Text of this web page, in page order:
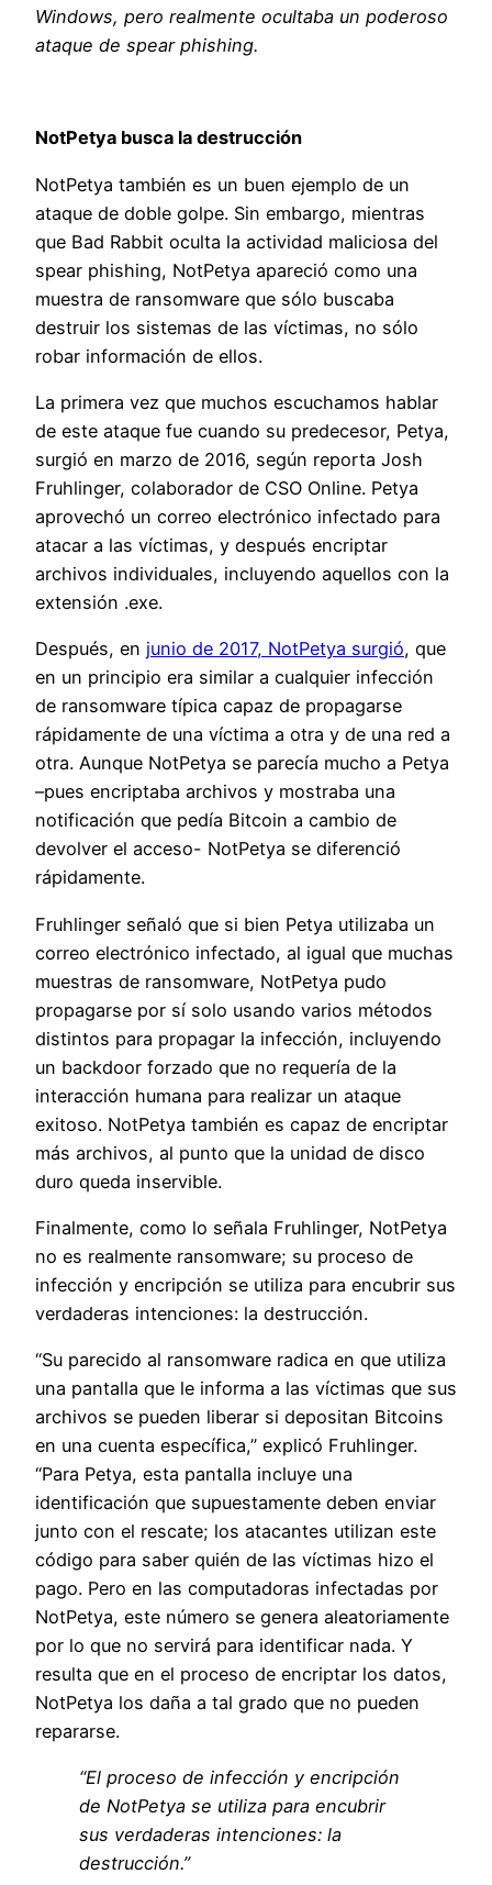
Windows, pero realmente ocultaba un poderoso
ataque de spear phishing.
NotPetya busca la destrucción
NotPetya también es un buen ejemplo de un
ataque de doble golpe. Sin embargo, mientras
que Bad Rabbit oculta la actividad maliciosa del
spear phishing, NotPetya apareció como una
muestra de ransomware que sólo buscaba
destruir los sistemas de las víctimas, no sólo
robar información de ellos.
La primera vez que muchos escuchamos hablar
de este ataque fue cuando su predecesor, Petya,
surgió en marzo de 2016, según reporta Josh
Fruhlinger, colaborador de CSO Online. Petya
aprovechó un correo electrónico infectado para
atacar a las víctimas, y después encriptar
archivos individuales, incluyendo aquellos con la
extensión .exe.
Después, en junio de 2017, NotPetya surgió, que
en un principio era similar a cualquier infección
de ransomware típica capaz de propagarse
rápidamente de una víctima a otra y de una red a
otra. Aunque NotPetya se parecía mucho a Petya
–pues encriptaba archivos y mostraba una
notificación que pedía Bitcoin a cambio de
devolver el acceso- NotPetya se diferenció
rápidamente.
Fruhlinger señaló que si bien Petya utilizaba un
correo electrónico infectado, al igual que muchas
muestras de ransomware, NotPetya pudo
propagarse por sí solo usando varios métodos
distintos para propagar la infección, incluyendo
un backdoor forzado que no requería de la
interacción humana para realizar un ataque
exitoso. NotPetya también es capaz de encriptar
más archivos, al punto que la unidad de disco
duro queda inservible.
Finalmente, como lo señala Fruhlinger, NotPetya
no es realmente ransomware; su proceso de
infección y encripción se utiliza para encubrir sus
verdaderas intenciones: la destrucción.
“Su parecido al ransomware radica en que utiliza
una pantalla que le informa a las víctimas que sus
archivos se pueden liberar si depositan Bitcoins
en una cuenta específica,” explicó Fruhlinger.
“Para Petya, esta pantalla incluye una
identificación que supuestamente deben enviar
junto con el rescate; los atacantes utilizan este
código para saber quién de las víctimas hizo el
pago. Pero en las computadoras infectadas por
NotPetya, este número se genera aleatoriamente
por lo que no servirá para identificar nada. Y
resulta que en el proceso de encriptar los datos,
NotPetya los daña a tal grado que no pueden
repararse.
“El proceso de infección y encripción
de NotPetya se utiliza para encubrir
sus verdaderas intenciones: la
destrucción.”